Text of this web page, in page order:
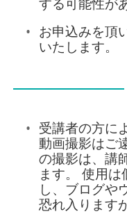
お申込みを頂
いたします。
受講者の方に
動画撮影はご
の撮影は、講
ます。 使用は
し、ブログや
恐れ入ります